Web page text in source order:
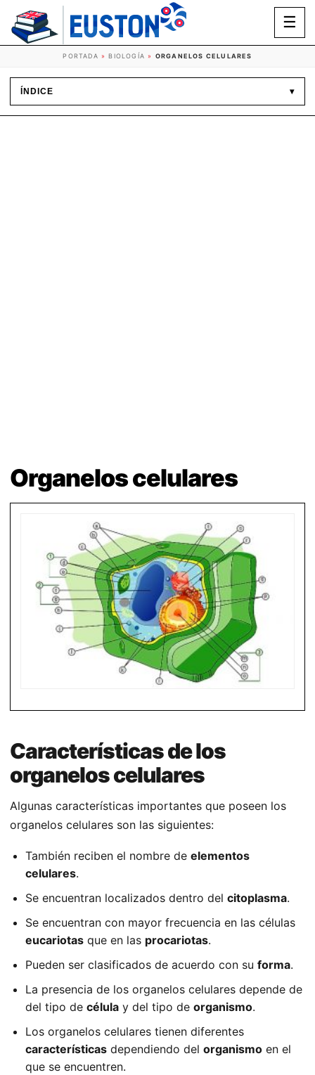
☰
PORTADA »BIOLOGÍA » ORGANELOS CELULARES
ÍNDICE ▾
Organelos celulares
Características de los
organelos celulares
Algunas características importantes que poseen los
organelos celulares son las siguientes:
También reciben el nombre de elementos
celulares.
Se encuentran localizados dentro del citoplasma.
Se encuentran con mayor frecuencia en las células
eucariotas que en las procariotas.
Pueden ser clasificados de acuerdo con su forma.
La presencia de los organelos celulares depende de
del tipo de célula y del tipo de organismo.
Los organelos celulares tienen diferentes
características dependiendo del organismo en el
que se encuentren.